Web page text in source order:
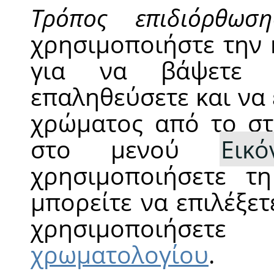
Τρόπος
χρησιμοποιήστε
για να βάψετε
επαληθεύσετε και
χρώματος από το
στο μενού
χρησιμοποιήσετε
μπορείτε να
χρωματολογίου.